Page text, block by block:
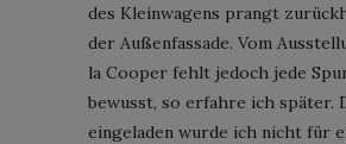
des Kleinwagens prangt
der Außenfassade. Vom
la Cooper fehlt jedoch jede
bewusst, so erfahre ich später.
eingeladen wurde ich nicht für